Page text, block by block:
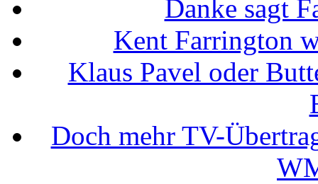
Danke sagt
Kent Farrington
Klaus Pavel oder
Doch mehr TV-